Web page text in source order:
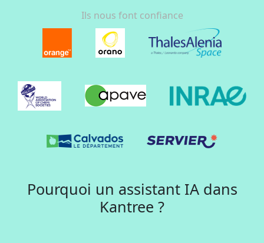
Ils nous font confiance
Pourquoi un assistant IA dans
Kantree ?​